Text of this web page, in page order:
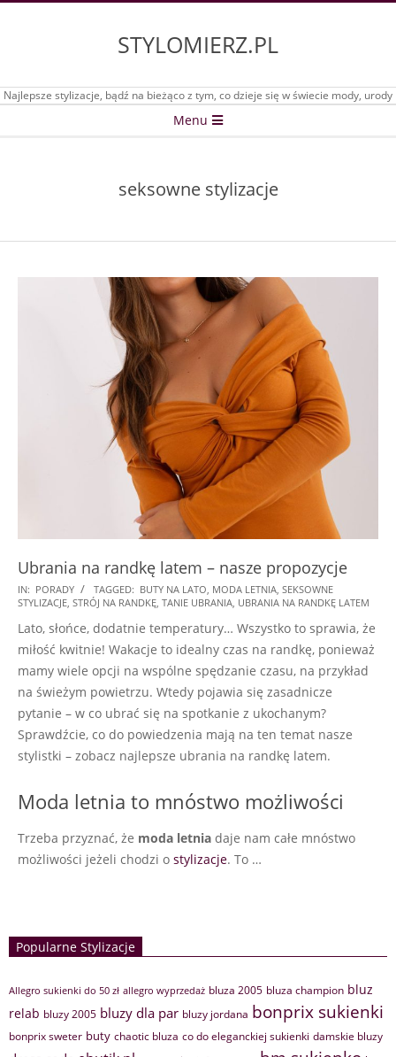
STYLOMIERZ.PL
Najlepsze stylizacje, bądź na bieżąco z tym, co dzieje się w świecie mody, urody
Menu
seksowne stylizacje
Ubrania na randkę latem – nasze propozycje
2025-
07-
24
IN: PORADY TAGGED: BUTY NA LATO MODA LETNIA SEKSOWNE
STYLIZACJE STRÓJ NA RANDKĘ TANIE UBRANIA UBRANIA NA RANDKĘ LATEM
Lato, słońce, dodatnie temperatury… Wszystko to sprawia, że
miłość kwitnie! Wakacje to idealny czas na randkę, ponieważ
mamy wiele opcji na wspólne spędzanie czasu, na przykład
na świeżym powietrzu. Wtedy pojawia się zasadnicze
pytanie – w co ubrać się na spotkanie z ukochanym?
Sprawdźcie, co do powiedzenia mają na ten temat nasze
stylistki – zobacz najlepsze ubrania na randkę latem.
Moda letnia to mnóstwo możliwości
Trzeba przyznać, że moda letnia daje nam całe mnóstwo
możliwości jeżeli chodzi o stylizacje. To …
Popularne Stylizacje
Allegro sukienki do 50 zł allegro wyprzedaż bluza 2005 bluza champion bluz
relab bluzy 2005 bluzy dla par bluzy jordana bonprix sukienki
bonprix sweter buty chaotic bluza co do eleganckiej sukienki damskie bluzy